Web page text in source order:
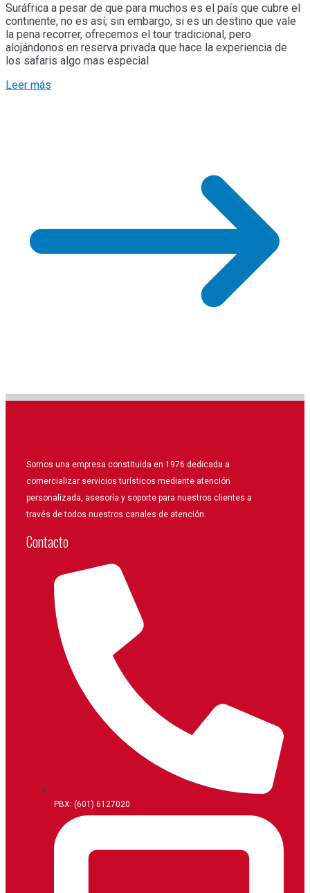
Suráfrica a pesar de que para muchos es el país que cubre el
continente, no es así; sin embargo, si es un destino que vale
la pena recorrer, ofrecemos el tour tradicional, pero
alojándonos en reserva privada que hace la experiencia de
los safaris algo mas especial
Leer más
Somos una empresa constituida en 1976 dedicada a
comercializar servicios turísticos mediante atención
personalizada, asesoría y soporte para nuestros clientes a
través de todos nuestros canales de atención.
Contacto
PBX: (601) 6127020